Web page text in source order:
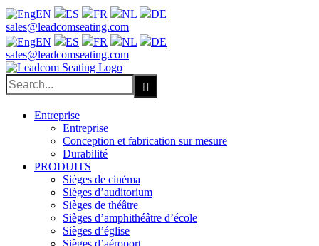
EN ES FR NL
DE
Facebook
X
LinkedIn
YouTube
sales@leadcomseating.com
EN
ES FR NL
DE
sales@leadcomseating.com
Search
for:
Entreprise
Entreprise
Conception et fabrication sur mesure
Durabilité
PRODUITS
Sièges de cinéma
Sièges d’auditorium
Sièges de théâtre
Sièges d’amphithéâtre d’école
Sièges d’église
Sièges d’aéroport